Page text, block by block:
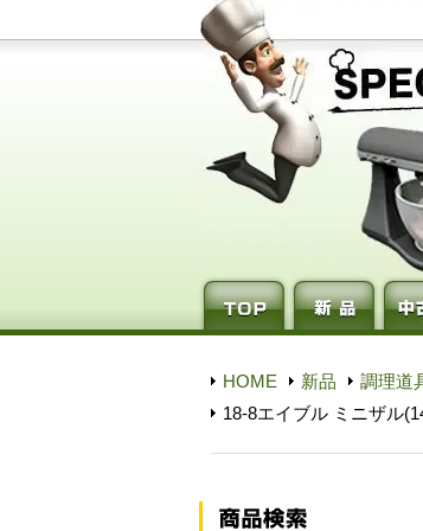
HOME 新品 調理道
18-8エイブル ミニザル